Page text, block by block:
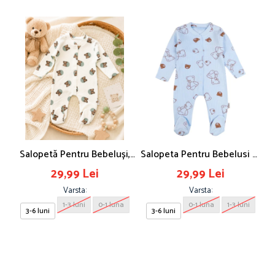
Salopetă Pentru Bebeluși,
Imprimeu Ursuleți
29,99 Lei
Varsta:
3-6 luni
1-3 luni 0-1 luna
Salopeta Pentru Bebelusi Si
Nou Nascuti, Model Cu
Ursuleti
29,99 Lei
Varsta:
3-6 luni
0-1 luna 1-3 luni